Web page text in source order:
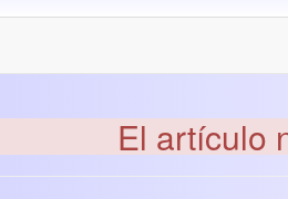
El artículo